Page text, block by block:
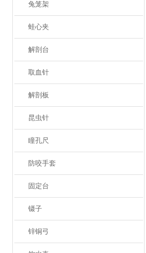
兔笼架
蛙心夹
解剖台
取血针
解剖板
昆虫针
瞳孔尺
防咬手套
固定台
镊子
锌铜弓